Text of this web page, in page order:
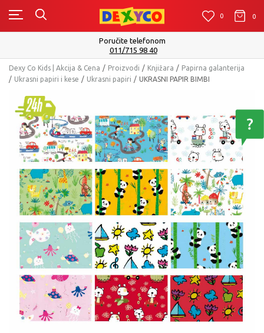
0 0 0
Poručite telefonom
011/715 98 40
Dexy Co Kids | Akcija & Cena Proizvodi Knjižara
Papirna galanterija
Ukrasni papiri i kese
Ukrasni papiri UKRASNI PAPIR BIMBI